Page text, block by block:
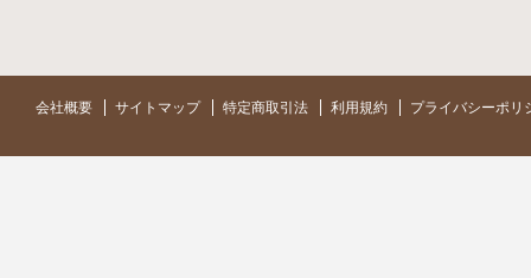
会社概要 サイトマップ 特定商取引法 利用規約 プライバシーポリ